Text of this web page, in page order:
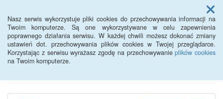
Nasz serwis wykorzystuje pliki cookies do przechowywania informacji na
Twoim komputerze. Są one wykorzystywane w celu zapewnienia
poprawnego działania serwisu. W każdej chwili możesz dokonać zmiany
ustawień dot. przechowywania plików cookies w Twojej przeglądarce.
Korzystając z serwisu wyrażasz zgodę na przechowywanieplików cookies
na Twoim komputerze.
Menu
BIP - Urząd Miejski
Wyśmierzyce